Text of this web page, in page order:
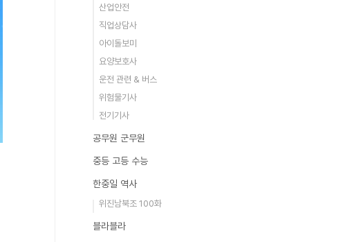
산업안전
직업상담사
아이돌보미
요양보호사
운전 관련 & 버스
위험물기사
전기기사
공무원 군무원
중등 고등 수능
한중일 역사
위진남북조 100화
블라블라